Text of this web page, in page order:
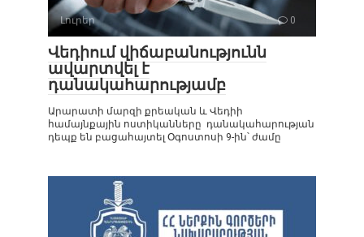
Լուրեր 0
Վեդիում վիճաբանությունն
ավարտվել է
դանակահարությամբ
Արարատի մարզի քրեական և Վեդիի
համայնքային ոստիկանները դանակահարության
դեպք են բացահայտել Օգոստոսի 9-ին՝ ժամը